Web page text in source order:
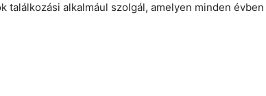
találkozási alkalmául szolgál, amelyen minden évben